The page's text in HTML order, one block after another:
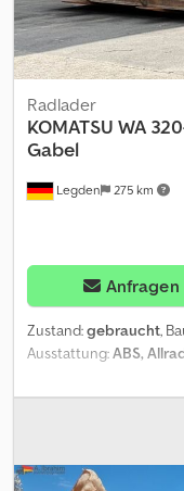
Legden 275 km
Radlader
KOMATSU WA
Gabel
Anfragen
Zustand:gebraucht,
Ausstattung:ABS,
Alva Filtersystem * CD
Amasrf *
---Irrtümer &